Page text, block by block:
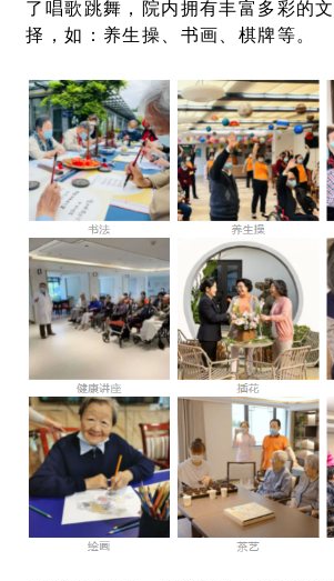
了唱歌跳舞，院内拥有丰富多彩的
择，如：养生操、书画、棋牌等。